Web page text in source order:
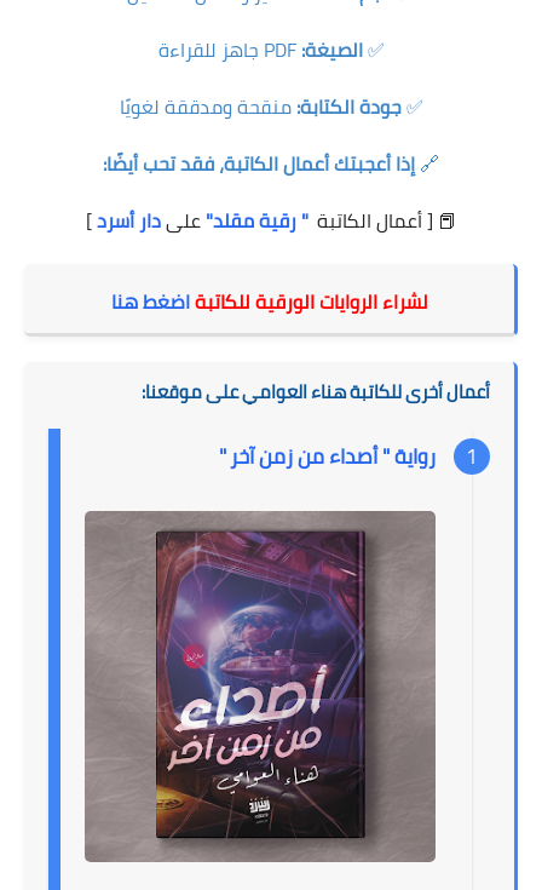
✅الصيغة:PDF جاهز للقراءة
✅جودة الكتابة:منقحة ومدققة لغويًا
🔗إذا أعجبتك أعمال الكاتبة، فقد تحب أيضًا:
📕 [ أعمال الكاتبة " رقية مقلد"علىدار أسرد]
لشراء الروايات الورقية للكاتبةاضغط هنا
أعمال أخرى للكاتبة هناء العوامي على موقعنا:
رواية " أصداء من زمن آخر "